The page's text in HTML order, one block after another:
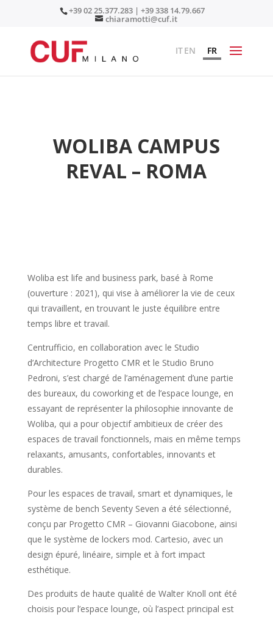
+39 02 25.377.283 | +39 338 14.79.667
chiaramotti@cuf.it
ITEN FR
WOLIBA CAMPUS
REVAL – ROMA
Woliba est life and business park, basé à Rome
(ouverture : 2021), qui vise à améliorer la vie de ceux
qui travaillent, en trouvant le juste équilibre entre
temps libre et travail.
Centrufficio, en collaboration avec le Studio
d’Architecture Progetto CMR et le Studio Bruno
Pedroni, s’est chargé de l’aménagement d’une partie
des bureaux, du coworking et de l’espace lounge, en
essayant de représenter la philosophie innovante de
Woliba, qui a pour objectif ambitieux de créer des
espaces de travail fonctionnels, mais en même temps
relaxants, amusants, confortables, innovants et
durables.
Pour les espaces de travail, smart et dynamiques, le
système de bench Seventy Seven a été sélectionné,
conçu par Progetto CMR – Giovanni Giacobone, ainsi
que le système de lockers mod. Cartesio, avec un
design épuré, linéaire, simple et à fort impact
esthétique.
Des produits de haute qualité de Walter Knoll ont été
choisis pour l’espace lounge, où l’aspect principal est